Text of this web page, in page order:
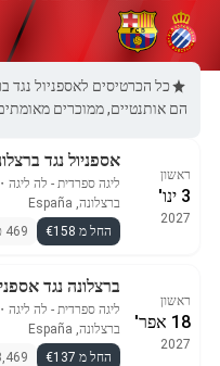
הם אותנטיים, ממוכרים מאומתים
ראשון
3 ינו'
2027
אספניול נגד
ליגה ספרדית - לה ליגה ・
ברצלונה, España
החל מ €158
469 כרטיסים זמינים
ראשון
18 אפר'
2027
ברצלונה נגד
ליגה ספרדית - לה ליגה ・
ברצלונה, España
החל מ €137
3,469 כרטיסים